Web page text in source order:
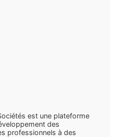
est une plateforme
des
professionnels à des